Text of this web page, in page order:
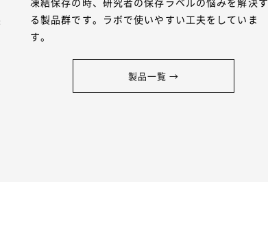
る製品群です。ラボで使いやすい工夫をしていま
す。
製品一覧 →